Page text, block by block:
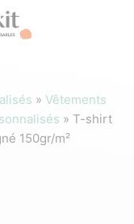
» Vêtements
» T-shirt
150gr/m²